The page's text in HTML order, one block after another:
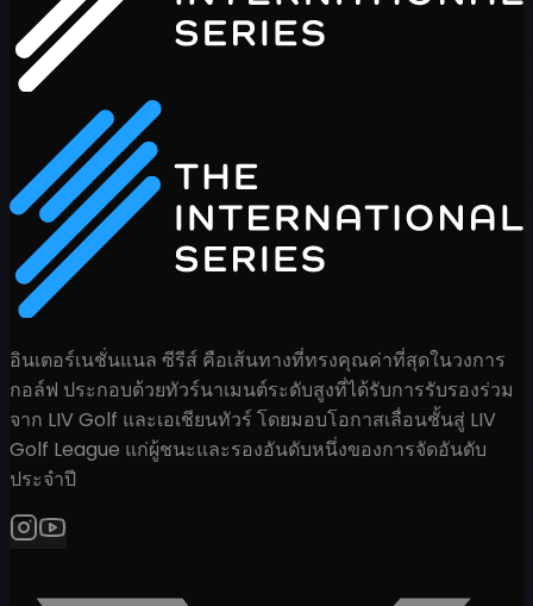
อินเตอร์เนชั่นแนล ซีรีส์ คือเส้นทางที่ทรงคุณค่าที่สุดในวงการ
กอล์ฟ ประกอบด้วยทัวร์นาเมนต์ระดับสูงที่ได้รับการรับรองร่วม
จาก LIV Golf และเอเชียนทัวร์ โดยมอบโอกาสเลื่อนชั้นสู่ LIV
Golf League แก่ผู้ชนะและรองอันดับหนึ่งของการจัดอันดับ
ประจำปี